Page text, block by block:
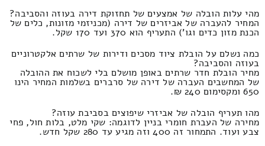
מהי עלות הובלה של אמצעים של תחזוקת דירה בעוזה והסביבה?
המחיר להעברה של אביזרים של דירה (מכניזמי מזונות, כלים של
הכנת מזון כדים וגו') התעריף הוא 370 ועד 170 שקל.
כמה נשלם על הובלת ציוד מסכים ודירות של שרתים אלקטרוניים
בעוזה והסביבה?
מחיר הובלת חדר שרתים באופן מושלם בלי לשכוח את ההובלה
של המחשבים העברה של דירה של סרברים בשלמות המחיר הינו
650 ומקסימום 240 ₪.
מהו תעריף הובלה של אביזרי שיפוצים בסביבת עוזה?
מחירה של העברת חומרי בניין לדוגמה: שקי מלט, בלות חול, פחי
צבע ועוד. התמחור זה 400 וזה מגיע עד 280 שקל חדש.